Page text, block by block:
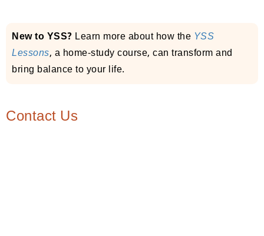
New to YSS? Learn more about how the YSS
Lessons, a home-study course, can transform and
bring balance to your life.
Contact Us